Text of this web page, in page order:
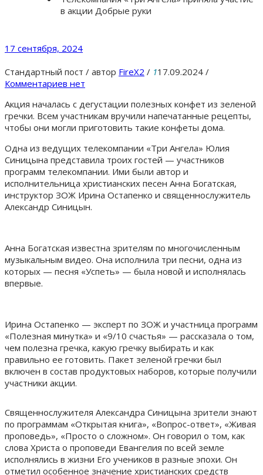
в акции Добрые руки
17 сентября, 2024
Стандартный пост / автор FireX2 / 117.09.2024 /
Комментариев нет
Акция началась с дегустации полезных конфет из зеленой
гречки. Всем участникам вручили напечатанные рецепты,
чтобы они могли приготовить такие конфеты дома.
Одна из ведущих телекомпании «Три Ангела» Юлия
Синицына представила троих гостей — участников
программ телекомпании. Ими были автор и
исполнительница христианских песен Анна Богатская,
инструктор ЗОЖ Ирина Остапенко и священнослужитель
Александр Синицын.
Анна Богатская известна зрителям по многочисленным
музыкальным видео. Она исполнила три песни, одна из
которых — песня «Успеть» — была новой и исполнялась
впервые.
Ирина Остапенко — эксперт по ЗОЖ и участница программ
«Полезная минутка» и «9/10 счастья» — рассказала о том,
чем полезна гречка, какую гречку выбирать и как
правильно ее готовить. Пакет зеленой гречки был
включен в состав продуктовых наборов, которые получили
участники акции.
Священнослужителя Александра Синицына зрители знают
по программам «Открытая книга», «Вопрос-ответ», «Живая
проповедь», «Просто о сложном». Он говорил о том, как
слова Христа о проповеди Евангелия по всей земле
исполнялись в жизни Его учеников в разные эпохи. Он
отметил особенное значение христианских средств